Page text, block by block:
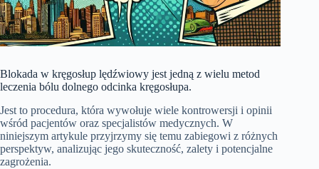
Blokada w kręgosłup lędźwiowy jest jedną z wielu metod
leczenia bólu dolnego odcinka kręgosłupa.
Jest to procedura, która wywołuje wiele kontrowersji i opinii
wśród pacjentów oraz specjalistów medycznych. W
niniejszym artykule przyjrzymy się temu zabiegowi z różnych
perspektyw, analizując jego skuteczność, zalety i potencjalne
zagrożenia.